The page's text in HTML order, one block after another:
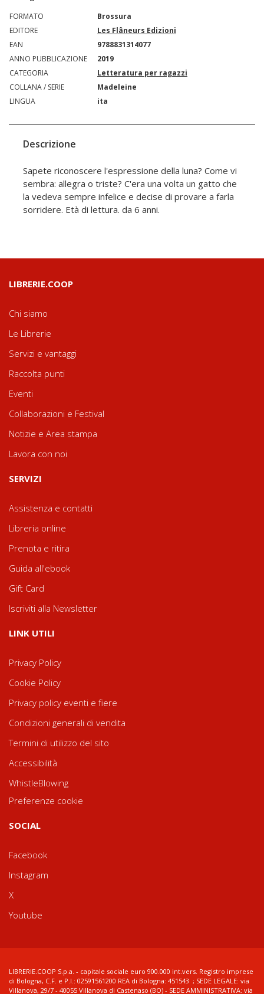
FORMATO
Brossura
EDITORE
Les Flâneurs Edizioni
EAN
9788831314077
ANNO PUBBLICAZIONE
2019
CATEGORIA
Letteratura per ragazzi
COLLANA / SERIE
Madeleine
LINGUA
ita
Descrizione
Sapete riconoscere l'espressione della luna? Come vi
sembra: allegra o triste? C'era una volta un gatto che
la vedeva sempre infelice e decise di provare a farla
sorridere. Età di lettura. da 6 anni.
LIBRERIE.COOP
Chi siamo
Le Librerie
Servizi e vantaggi
Raccolta punti
Eventi
Collaborazioni e Festival
Notizie e Area stampa
Lavora con noi
SERVIZI
Assistenza e contatti
Libreria online
Prenota e ritira
Guida all'ebook
Gift Card
Iscriviti alla Newsletter
LINK UTILI
Privacy Policy
Cookie Policy
Privacy policy eventi e fiere
Condizioni generali di vendita
Termini di utilizzo del sito
Accessibilità
WhistleBlowing
Preferenze cookie
SOCIAL
Facebook
Instagram
X
Youtube
LIBRERIE.COOP S.p.a. - capitale sociale euro 900.000 int.vers. Registro imprese
di Bologna, C.F. e P.I.: 02591561200 REA di Bologna: 451543 ; SEDE LEGALE: via
Villanova, 29/7 - 40055 Villanova di Castenaso (BO) - SEDE AMMINISTRATIVA: via